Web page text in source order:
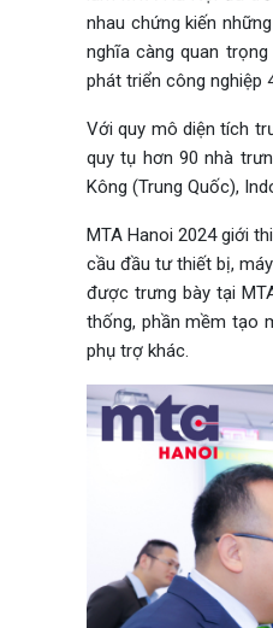
nhau chứng kiến
nghĩa càng quan
phát triển công nghiệp
Với quy mô diện tích
quy tụ hơn 90 nhà
Kông (Trung Quốc),
MTA Hanoi 2024 giới
cầu đầu tư thiết bị,
được trưng bày tại
thống, phần mềm tạo
phụ trợ khác.